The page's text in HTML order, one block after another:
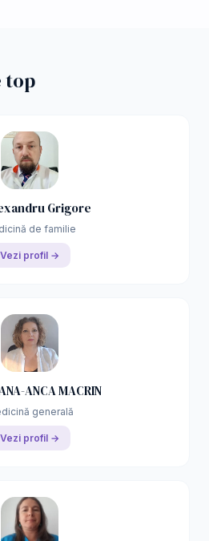
top
Grigore
de familie
Vezi profil →
ANCA MACRIN
generală
Vezi profil →